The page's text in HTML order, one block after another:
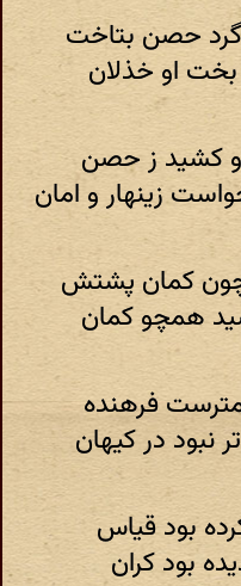
حصن بتاخت
او خذلان
کشید ز حصن
زینهار و امان
کمان پشتش
همچو کمان
فرهنده
در کیهان
بود قیاس
بود کران